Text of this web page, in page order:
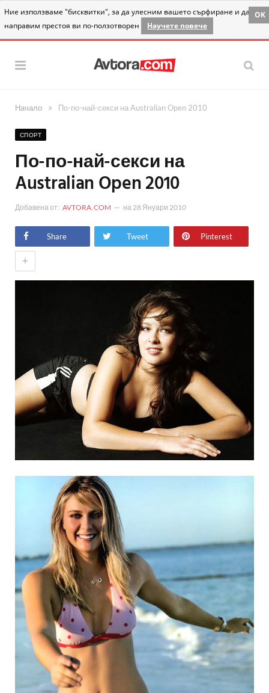
Ние използваме "бисквитки", за да улесним вашето сърфиране и да
направим престоя ви по-ползотворен
Научете повече
OK
Начало » По-по-най-секси на Australian Open 2010
СПОРТ
По-по-най-секси на
Australian Open 2010
Добавена от: AVTORA.COM на 28 Януари 2010
Share Tweet Pinterest
+